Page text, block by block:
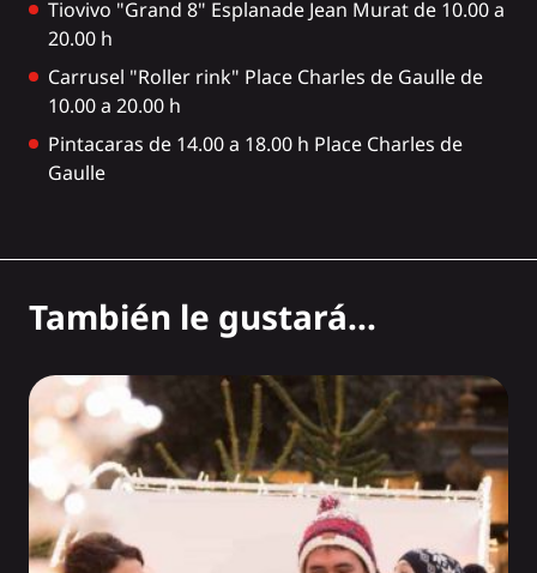
Tiovivo "Grand 8" Esplanade Jean Murat de 10.00 a
20.00 h
Carrusel "Roller rink" Place Charles de Gaulle de
10.00 a 20.00 h
Pintacaras de 14.00 a 18.00 h Place Charles de
Gaulle
También le gustará...